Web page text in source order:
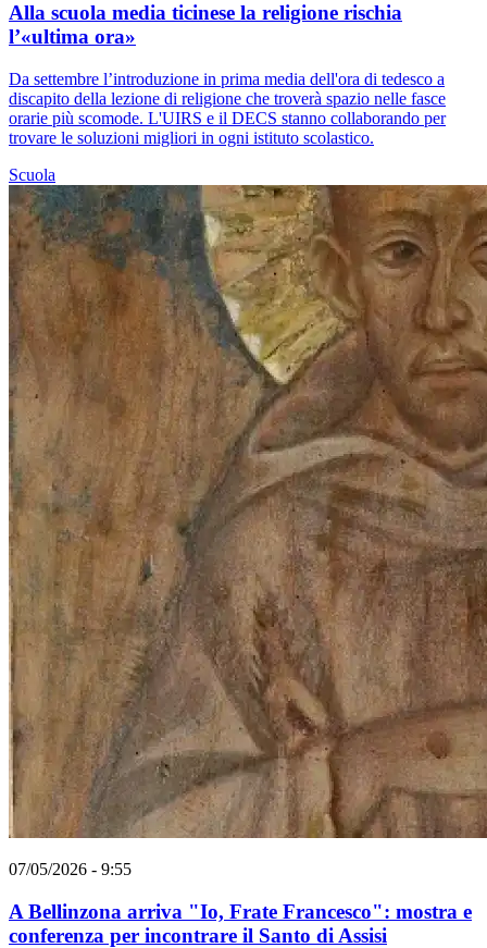
Alla scuola media ticinese la religione rischia
l’«ultima ora»
Da settembre l’introduzione in prima media dell'ora di tedesco a
discapito della lezione di religione che troverà spazio nelle fasce
orarie più scomode. L'UIRS e il DECS stanno collaborando per
trovare le soluzioni migliori in ogni istituto scolastico.
Scuola
07/05/2026 - 9:55
A Bellinzona arriva "Io, Frate Francesco": mostra e
conferenza per incontrare il Santo di Assisi